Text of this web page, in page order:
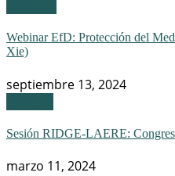
Webinar EfD: Protección del
Xie)
septiembre 13, 2024
Sesión RIDGE-LAERE:
marzo 11, 2024